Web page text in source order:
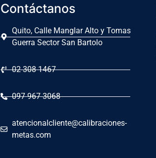
Contáctanos
Quito, Calle Manglar Alto y Tomas
Guerra Sector San Bartolo
02 308 1467
097 967 3068
atencionalcliente@calibraciones-
metas.com